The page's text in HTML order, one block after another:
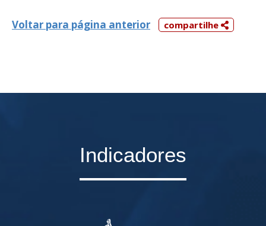
Voltar para página anterior compartilhe
Indicadores